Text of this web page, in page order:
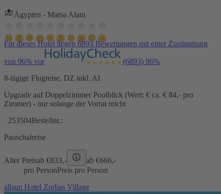
Ägypten - Marsa Alam
Für dieses Hotel liegen 6893 Bewertungen mit einer Zustimmung
von 96% vor (6893) 96%
8-tägige Flugreise, DZ inkl. AI
Upgrade auf Doppelzimmer Poolblick (Wert: € ca. € 84,- pro
Zimmer) - nur solange der Vorrat reicht
253504Bestellnr.:
Pauschalreise
Alter Preisab €833,- ab €666,-
pro PersonPreis pro Person
allsun Hotel Zorbas Village